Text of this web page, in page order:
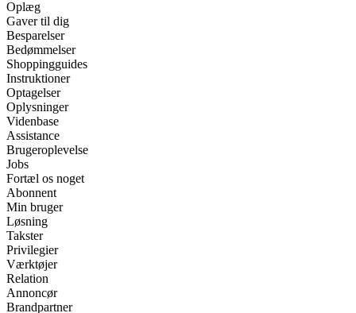
Oplæg
Gaver til dig
Besparelser
Bedømmelser
Shoppingguides
Instruktioner
Optagelser
Oplysninger
Videnbase
Assistance
Brugeroplevelse
Jobs
Fortæl os noget
Abonnent
Min bruger
Løsning
Takster
Privilegier
Værktøjer
Relation
Annoncør
Brandpartner